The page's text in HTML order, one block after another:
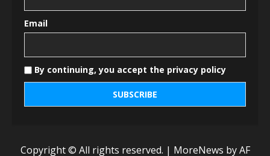
Email
By continuing, you accept the privacy policy
Copyright © All rights reserved. | MoreNews by AF